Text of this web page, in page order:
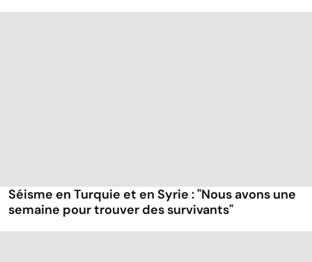
Séisme en Turquie et en Syrie : "Nous avons une
semaine pour trouver des survivants"